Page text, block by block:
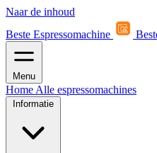
Naar de inhoud
Beste Espressomachine
Menu
Home Alle espressomachines
Informatie